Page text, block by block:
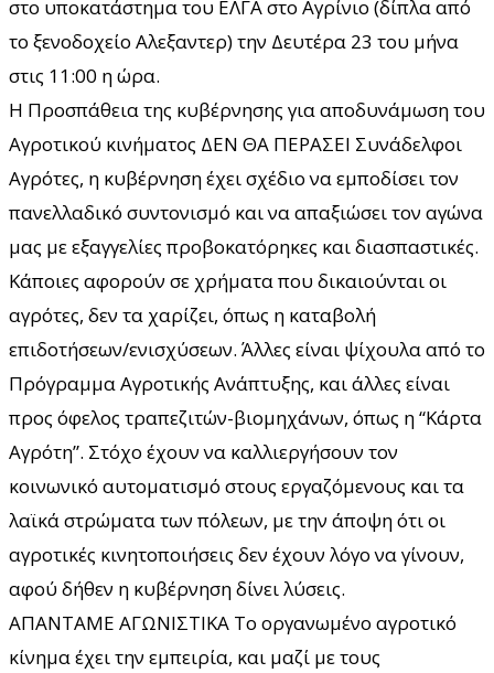
στο υποκατάστημα του ΕΛΓΑ στο Αγρίνιο (δίπλα από
το ξενοδοχείο Αλεξαντερ) την Δευτέρα 23 του μήνα
στις 11:00 η ώρα.
Η Προσπάθεια της κυβέρνησης για αποδυνάμωση του
Αγροτικού κινήματος ΔΕΝ ΘΑ ΠΕΡΑΣΕΙ Συνάδελφοι
Αγρότες, η κυβέρνηση έχει σχέδιο να εμποδίσει τον
πανελλαδικό συντονισμό και να απαξιώσει τον αγώνα
μας με εξαγγελίες προβοκατόρηκες και διασπαστικές.
Κάποιες αφορούν σε χρήματα που δικαιούνται οι
αγρότες, δεν τα χαρίζει, όπως η καταβολή
επιδοτήσεων/ενισχύσεων. Άλλες είναι ψίχουλα από το
Πρόγραμμα Αγροτικής Ανάπτυξης, και άλλες είναι
προς όφελος τραπεζιτών-βιομηχάνων, όπως η “Κάρτα
Αγρότη”. Στόχο έχουν να καλλιεργήσουν τον
κοινωνικό αυτοματισμό στους εργαζόμενους και τα
λαϊκά στρώματα των πόλεων, με την άποψη ότι οι
αγροτικές κινητοποιήσεις δεν έχουν λόγο να γίνουν,
αφού δήθεν η κυβέρνηση δίνει λύσεις.
ΑΠΑΝΤΑΜΕ ΑΓΩΝΙΣΤΙΚΑ Το οργανωμένο αγροτικό
κίνημα έχει την εμπειρία, και μαζί με τους